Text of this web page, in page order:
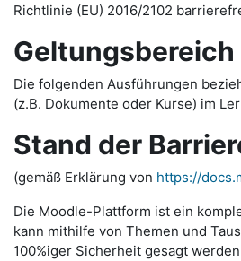
Richtlinie (EU) 2016/2102
Die folgenden Ausführungen
(z.B. Dokumente oder Kurse) im
Stand der
(gemäß Erklärung von https://
Die Moodle-Plattform ist ein
kann mithilfe von Themen und
100%iger Sicherheit gesagt